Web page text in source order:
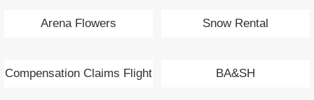
Arena Flowers Snow Rental
Compensation Claims Flight BA&SH